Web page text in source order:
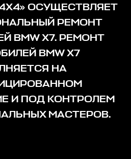
ОСУЩЕСТВЛЯЕТ
РЕМОНТ
BMW X7. РЕМОНТ
BMW X7
НА
И ПОД КОНТРОЛЕМ
МАСТЕРОВ.